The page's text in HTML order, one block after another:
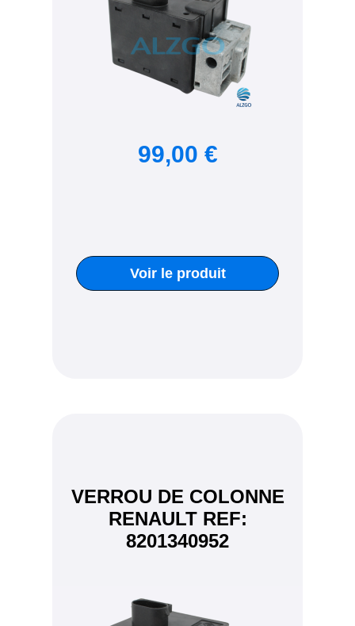
99,00 €
Voir le produit
VERROU DE COLONNE
RENAULT REF:
8201340952